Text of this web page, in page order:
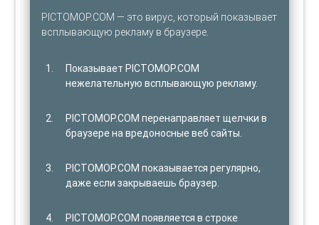
PICTOMOP.COM — это вирус, который показывает
всплывающую рекламу в браузере.
Показывает PICTOMOP.COM
нежелательную всплывающую рекламу.
PICTOMOP.COM перенаправляет щелчки в
браузере на вредоносные веб сайты.
PICTOMOP.COM показывается регулярно,
даже если закрываешь браузер.
PICTOMOP.COM появляется в строке